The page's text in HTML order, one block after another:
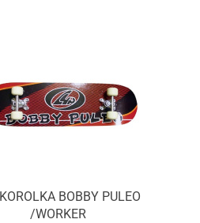
BOBBY PULEO
/WORKER